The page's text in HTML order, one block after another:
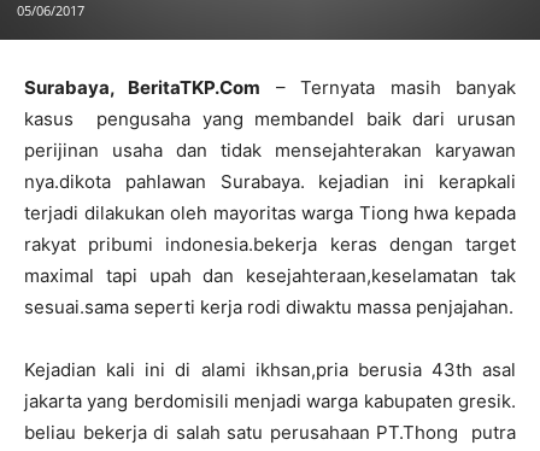
05/06/2017
Surabaya, BeritaTKP.Com – Ternyata masih banyak
kasus pengusaha yang membandel baik dari urusan
perijinan usaha dan tidak mensejahterakan karyawan
nya.dikota pahlawan Surabaya. kejadian ini kerapkali
terjadi dilakukan oleh mayoritas warga Tiong hwa kepada
rakyat pribumi indonesia.bekerja keras dengan target
maximal tapi upah dan kesejahteraan,keselamatan tak
sesuai.sama seperti kerja rodi diwaktu massa penjajahan.
Kejadian kali ini di alami ikhsan,pria berusia 43th asal
jakarta yang berdomisili menjadi warga kabupaten gresik.
beliau bekerja di salah satu perusahaan PT.Thong putra